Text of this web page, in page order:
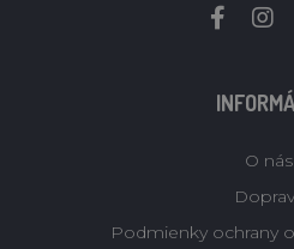
O nás
Podmienky ochrany